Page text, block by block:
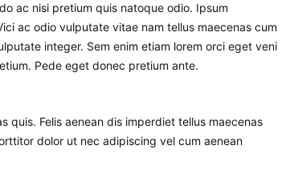
ac nisi pretium quis natoque odio. Ipsum
ac odio vulputate vitae nam tellus maecenas cum
integer. Sem enim etiam lorem orci eget veni
Pede eget donec pretium ante.
quis. Felis aenean dis imperdiet tellus maecenas
dolor ut nec adipiscing vel cum aenean